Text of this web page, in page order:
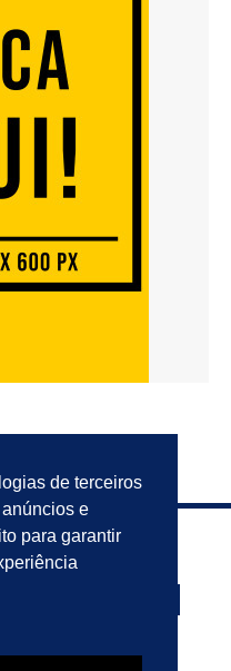
de terceiros
e
para garantir